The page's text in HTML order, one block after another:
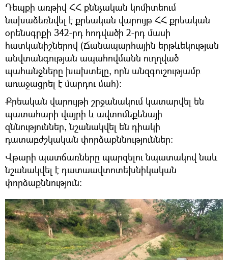
Դեպքի առթիվ ՀՀ քննչական կոմիտեում
նախաձեռնվել է քրեական վարույթ ՀՀ քրեական
օրենսգրքի 342-րդ հոդվածի 2-րդ մասի
հատկանիշներով (Ճանապարհային երթևեկության
անվտանգության ապահովմանն ուղղված
պահանջները խախտելը, որն անզգուշությամբ
առաջացրել է մարդու մահ):
Քրեական վարույթի շրջանակում կատարվել են
պատահարի վայրի և ավտոմեքենայի
զննություններ, նշանակվել են դիակի
դատաբժշկական փորձաքննություններ:
Վթարի պատճառները պարզելու նպատակով նաև
նշանակվել է դատաավտոտեխնիկական
փորձաքննություն։